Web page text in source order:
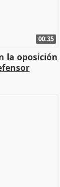
00:35
la oposición